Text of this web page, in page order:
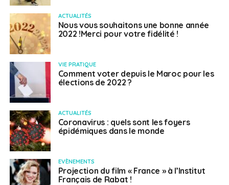
ACTUALITÉS
Nous vous souhaitons une bonne année
2022 !Merci pour votre fidélité !
VIE PRATIQUE
Comment voter depuis le Maroc pour les
élections de 2022 ?
ACTUALITÉS
Coronavirus : quels sont les foyers
épidémiques dans le monde
EVÈNEMENTS
Projection du film « France » à l’Institut
Français de Rabat !